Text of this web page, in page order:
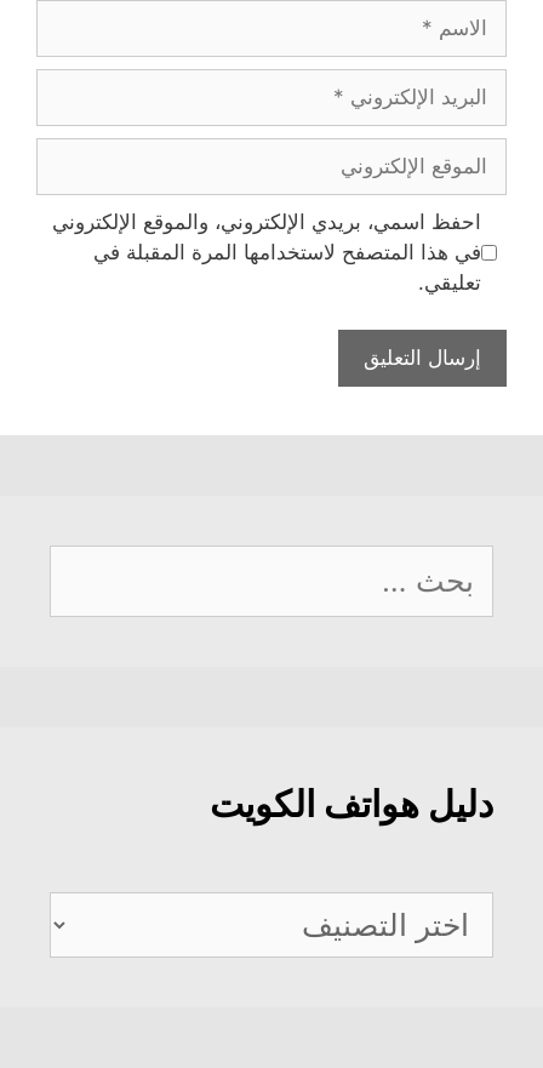
الاسم
البريد
الإلكتروني
الموقع
الإلكتروني
احفظ اسمي، بريدي الإلكتروني، والموقع الإلكتروني
في هذا المتصفح لاستخدامها المرة المقبلة في
تعليقي.
عن:
دليل هواتف الكويت
دليل
هواتف